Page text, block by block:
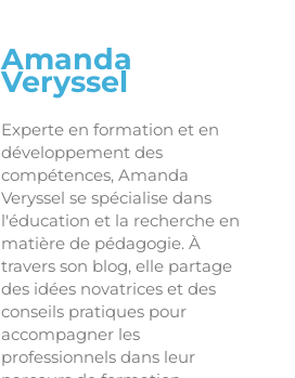
Amanda
Veryssel
Experte en formation et en
développement des
compétences, Amanda
Veryssel se spécialise dans
l'éducation et la recherche en
matière de pédagogie. À
travers son blog, elle partage
des idées novatrices et des
conseils pratiques pour
accompagner les
professionnels dans leur